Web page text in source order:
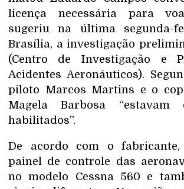
licença necessária para
sugeriu na última segunda-
Brasília, a investigação
(Centro de Investigação e
Acidentes Aeronáuticos).
piloto Marcos Martins e o
Magela Barbosa “estavam
habilitados”.
De acordo com o
painel de controle das
no modelo Cessna 560 e